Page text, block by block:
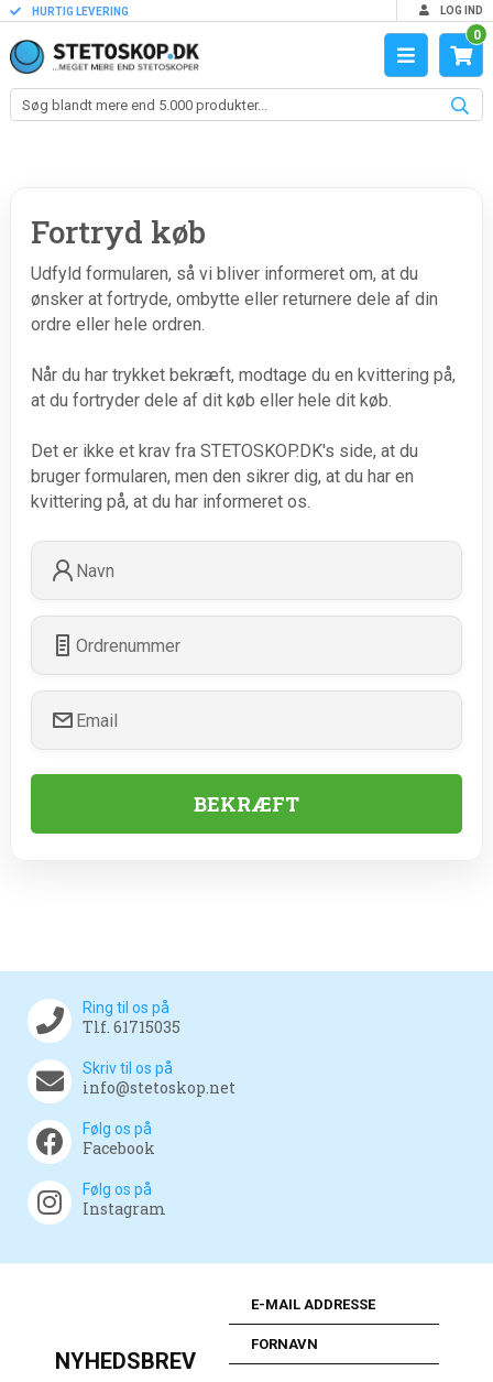
HURTIG LEVERING LOG IND
0
Fortryd køb
Udfyld formularen, så vi bliver informeret om, at du
ønsker at fortryde, ombytte eller returnere dele af din
ordre eller hele ordren.
Når du har trykket bekræft, modtage du en kvittering på,
at du fortryder dele af dit køb eller hele dit køb.
Det er ikke et krav fra STETOSKOP.DK's side, at du
bruger formularen, men den sikrer dig, at du har en
kvittering på, at du har informeret os.
BEKRÆFT
Ring til os på
Tlf. 61715035
Skriv til os på
info@stetoskop.net
Følg os på
Facebook
Følg os på
Instagram
NYHEDSBREV